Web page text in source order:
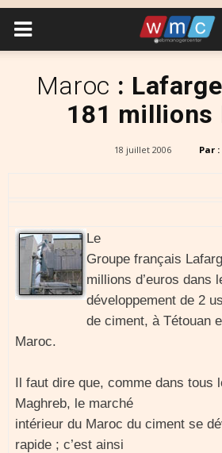
Maroc :
181 millions
18 juillet 2006 Par :
Le
Groupe français
millions d’euros dans
développement de 2
de ciment, à Tétouan
Maroc.
Il faut dire que, comme dans tous
Maghreb, le marché
intérieur du Maroc du ciment se
rapide ; c’est ainsi